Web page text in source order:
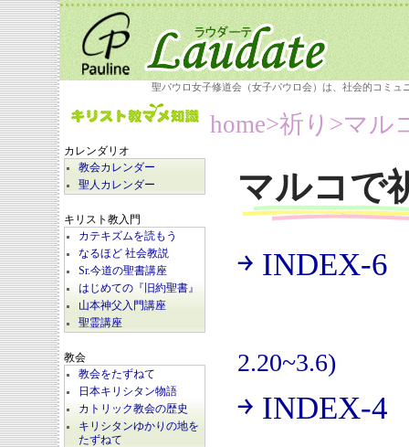
聖パウロ女子修道会（女子パウロ会）は、社会的コミ
カレンダリオ
教会カレンダー
聖人カレンダー
キリスト教入門
カテキズムを読もう
なるほど 社会教説
Sr.今道の聖書講座
はじめての『旧約聖書』
山本神父入門講座
聖霊講座
教会
教会をたずねて
日本キリシタン物語
カトリック教会の歴史
キリシタンゆかりの地を
たずねて
home>祈り>マル
マルコで
￫ INDEX-6
2.20~3.6)
￫ INDEX-4